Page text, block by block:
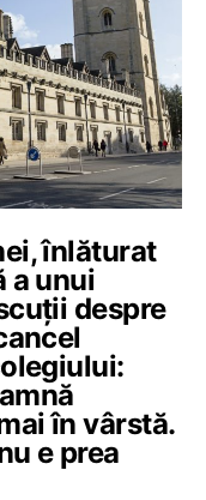
înlăturat
a unui
despre
în vârstă.
e prea